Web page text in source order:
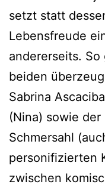
setzt statt
Lebensfreude
andererseits.
beiden
Sabrina
(Nina) sowie der
Schmersahl
personifizierten
zwischen